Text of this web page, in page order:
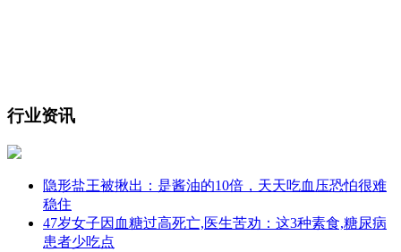
行业资讯
隐形盐王被揪出：是酱油的10倍，天天吃血压恐怕很难
稳住
47岁女子因血糖过高死亡,医生苦劝：这3种素食,糖尿病
患者少吃点